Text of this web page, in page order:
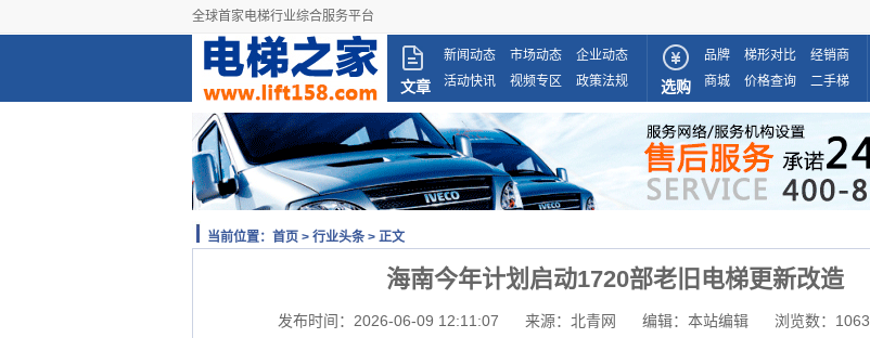
全球首家电梯行业综合服务平台
文章
新闻动态 市场动态
企业动态
活动快讯
视频专区 政策法规 选购
品牌 梯形对比
经销商
商城
价格查询 二手梯
当前位置： 首页 > 行业头条 > 正文
海南今年计划启动1720部老旧电梯更新改造
发布时间：2026-06-09 12:11:07 来源：北青网 编辑：本站编辑 浏览数： 1063